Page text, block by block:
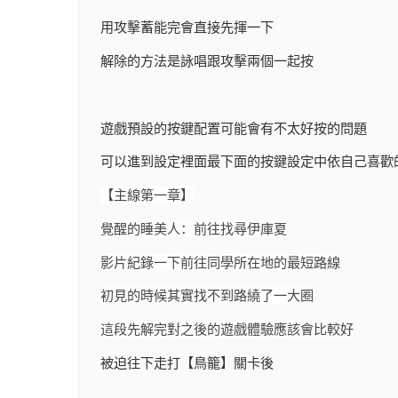
用攻擊蓄能完會直接先揮一下
解除的方法是詠唱跟攻擊兩個一起按
遊戲預設的按鍵配置可能會有不太好按的問題
可以進到設定裡面最下面的按鍵設定中依自己喜
【主線第一章】
覺醒的睡美人：前往找尋伊庫夏
影片紀錄一下前往同學所在地的最短路線
初見的時候其實找不到路繞了一大圈
這段先解完對之後的遊戲體驗應該會比較好
被迫往下走打【鳥籠】關卡後